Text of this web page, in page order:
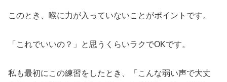
このとき、喉に力が入っていないことがポイントです。
「これでいいの？」と思うくらいラクでOKです。
私も最初にこの練習をしたとき、「こんな弱い声で大丈